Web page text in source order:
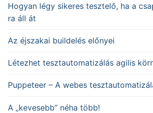
Hogyan légy sikeres tesztelő, ha a
ra áll át
Az éjszakai buildelés előnyei
Létezhet tesztautomatizálás agilis
Puppeteer – A webes
A „kevesebb” néha több!